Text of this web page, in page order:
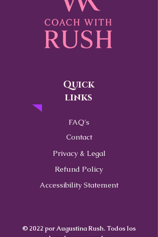
Quick
links
FAQ's
Contact
Privacy & Legal
Refund Policy
Accessibility Statement
© 2022 por Augustina Rush. Todos los